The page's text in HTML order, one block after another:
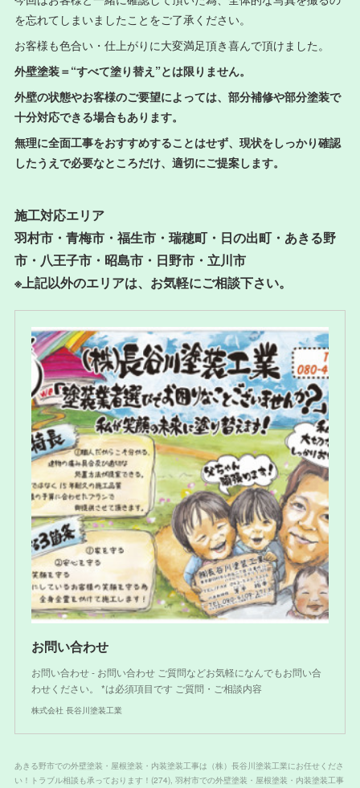
を忘れてしまいましたことをご了承ください。
お客様も色合い・仕上がりに大変満足頂き喜んで頂けました。
外壁塗装＝“すべて塗り替え”とは限りません。
外壁の状態やお客様のご要望によっては、部分補修や部分塗装で
十分対応できる場合もあります。
無理に全面工事をおすすめすることはせず、現状をしっかり確認
したうえで必要なところだけ、適切にご提案します。
施工対応エリア
羽村市・青梅市・福生市・瑞穂町・日の出町・あきる野
市・八王子市・昭島市・日野市・立川市
※上記以外のエリアは、お気軽にご相談下さい。
お問い合わせ
お問い合わせ - お問い合わせ ご質問などお気軽になんでもお問い合
わせください。 *は必須項目です ご質問・ご相談内容
株式会社 長谷川塗装工業
あきる野市での外壁塗装・屋根塗装・内装塗装工事は（株）長谷川塗装工業にお任せくださ
い！トラブル相談も承っております！ (274) 羽村市での外壁塗装・屋根塗装・内装塗装工事